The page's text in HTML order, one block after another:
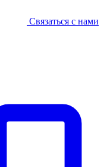
Связаться с нами